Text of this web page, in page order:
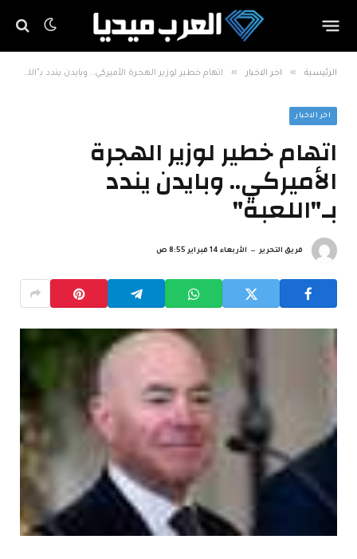
الرئيسية » اخر الاخبار » اتهام خطير لوزير الهجرة الأميركي.. وبايدن يندد بـ"اللعبة"
اخر الاخبار
اتهام خطير لوزير الهجرة
الأميركي.. وبايدن يندد
بـ"اللعبة"
فريق التحرير الأربعاء 14 فبراير 8:55 ص